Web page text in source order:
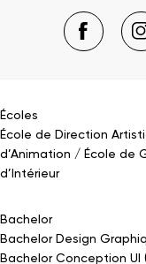
Écoles
École de Direction
d’Animation
École de
d’Intérieur
Bachelor
Bachelor Design
Bachelor Conception UI